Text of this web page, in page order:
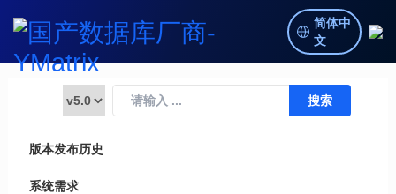
简体中
文
版本发布历史
系统需求